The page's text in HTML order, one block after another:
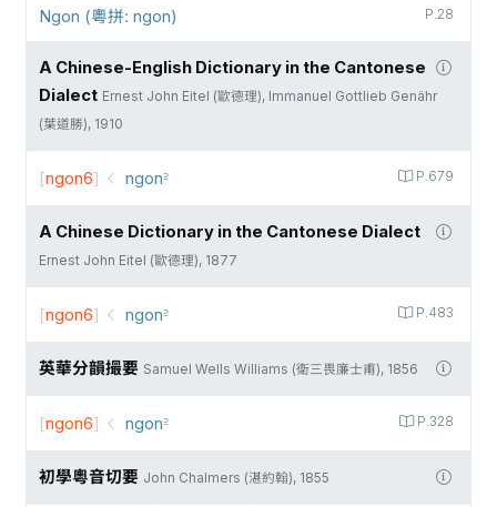
P.28
Ngon (粵拼: ngon)
A Chinese-English Dictionary in the Cantonese
Dialect Ernest John Eitel (歐德理), Immanuel Gottlieb Genähr
(葉道勝), 1910
P.679
[ngon6] ngon꜅
A Chinese Dictionary in the Cantonese Dialect
Ernest John Eitel (歐德理), 1877
P.483
[ngon6] ngon꜅
英華分韻撮要 Samuel Wells Williams (衛三畏廉士甫), 1856
P.328
[ngon6] ngon꜅
初學粵音切要 John Chalmers (湛約翰), 1855